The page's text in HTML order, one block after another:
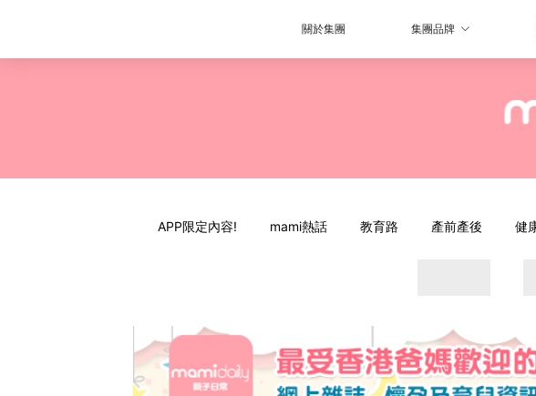
關於集團 集團品牌
APP限定內容! mami熱話 教育路 產前產後 健